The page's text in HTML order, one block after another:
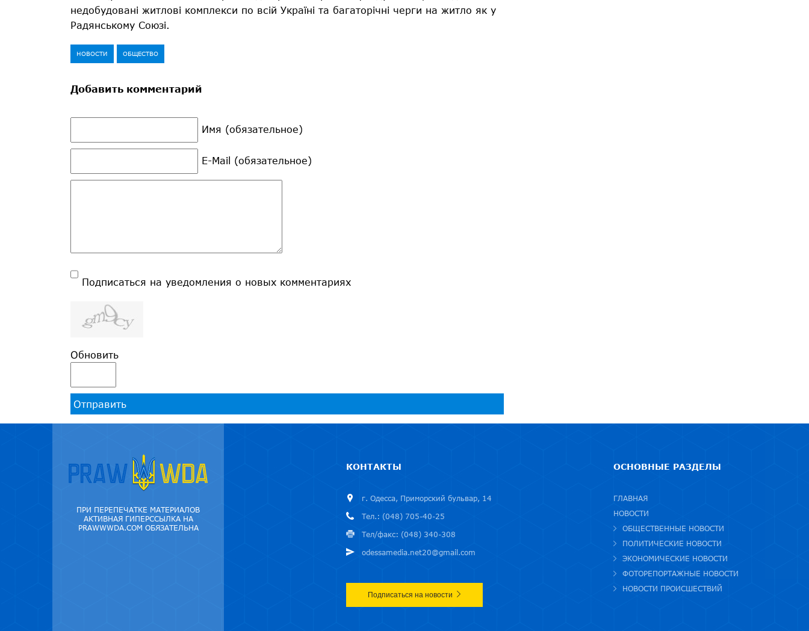
недобудовані житлові комплекси по всій Україні та багаторічні черги на житло як у
Радянському Союзі.
НОВОСТИ ОБЩЕСТВО
Добавить комментарий
Имя (обязательное)
E-Mail (обязательное)
Подписаться на уведомления о новых комментариях
Обновить
Отправить
ПРИ ПЕРЕПЕЧАТКЕ МАТЕРИАЛОВ
АКТИВНАЯ ГИПЕРССЫЛКА НА
PRAWWWDA.COM ОБЯЗАТЕЛЬНА
КОНТАКТЫ
г. Одесса, Приморский бульвар, 14
Тел.: (048) 705-40-25
Тел/факс: (048) 340-308
odessamedia.net20@gmail.com
Подписаться на новости
ОСНОВНЫЕ РАЗДЕЛЫ
ГЛАВНАЯ
НОВОСТИ
ОБЩЕСТВЕННЫЕ НОВОСТИ
ПОЛИТИЧЕСКИЕ НОВОСТИ
ЭКОНОМИЧЕСКИЕ НОВОСТИ
ФОТОРЕПОРТАЖНЫЕ НОВОСТИ
НОВОСТИ ПРОИСШЕСТВИЙ